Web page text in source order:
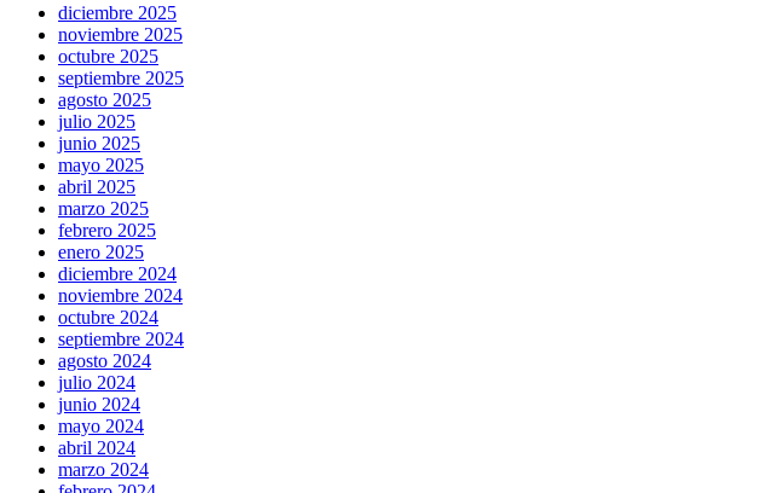
diciembre 2025
noviembre 2025
octubre 2025
septiembre 2025
agosto 2025
julio 2025
junio 2025
mayo 2025
abril 2025
marzo 2025
febrero 2025
enero 2025
diciembre 2024
noviembre 2024
octubre 2024
septiembre 2024
agosto 2024
julio 2024
junio 2024
mayo 2024
abril 2024
marzo 2024